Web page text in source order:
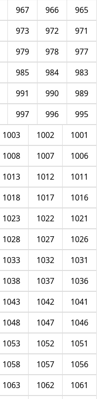
965
966
967
971
972
973
977
978
979
983
984
985
989
990
991
995
996
997
1001
1002
1003
1006
1007
1008
1011
1012
1013
1016
1017
1018
1021
1022
1023
1026
1027
1028
1031
1032
1033
1036
1037
1038
1041
1042
1043
1046
1047
1048
1051
1052
1053
1056
1057
1058
1061
1062
1063